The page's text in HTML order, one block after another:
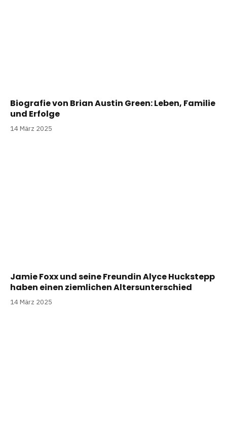
Biografie von Brian Austin Green: Leben, Familie
und Erfolge
14 März 2025
Jamie Foxx und seine Freundin Alyce Huckstepp
haben einen ziemlichen Altersunterschied
14 März 2025